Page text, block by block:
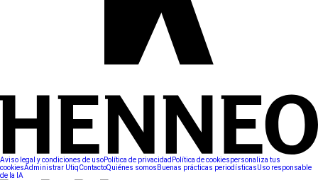
Aviso legal y condiciones de usoPolítica de privacidad Política de cookiespersonaliza tus
cookiesAdministrar UtiqContactoQuiénes somos Buenas prácticas periodísticasUso responsable
de la IA